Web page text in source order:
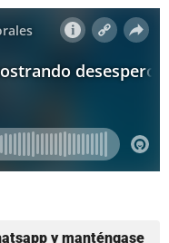
y manténgase